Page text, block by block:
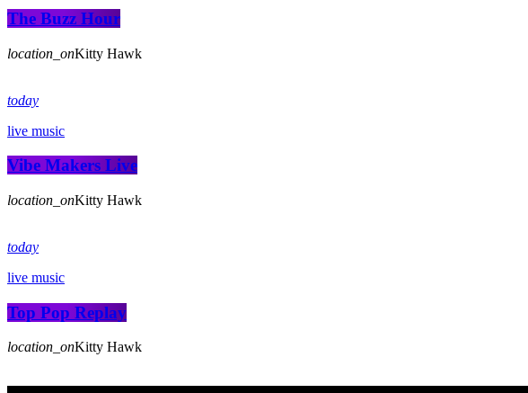
The Buzz Hour
location_onKitty Hawk
today
live music
Vibe Makers Live
location_onKitty Hawk
today
live music
Top Pop Replay
location_onKitty Hawk